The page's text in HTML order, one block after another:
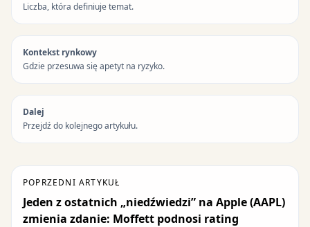
Liczba, która definiuje temat.
Kontekst rynkowy
Gdzie przesuwa się apetyt na ryzyko.
Dalej
Przejdź do kolejnego artykułu.
POPRZEDNI ARTYKUŁ
Jeden z ostatnich „niedźwiedzi” na Apple (AAPL)
zmienia zdanie: Moffett podnosi rating